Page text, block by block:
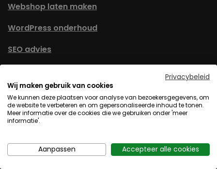
Privacybeleid
Wij maken gebruik van cookies
We kunnen deze plaatsen voor analyse van bezoekersgegevens, om
de website te verbeteren en om gepersonaliseerde inhoud te tonen.
Meer informatie over de cookies die we gebruiken onder 'meer
informatie'.
Aanpassen Accepteer alle cookies
Webshop laten maken
WordPress onderhoud
SEO advies
WordPress agency
WordPress tips
Service